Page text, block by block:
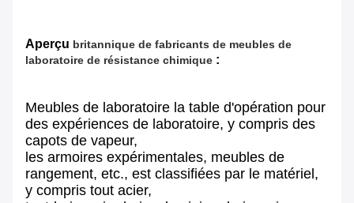
Aperçu britannique de fabricants de meubles de
laboratoire de résistance chimique :
Meubles de laboratoire la table d'opération pour
des expériences de laboratoire, y compris des
capots de vapeur,
les armoires expérimentales, meubles de
rangement, etc., est classifiées par le matériel,
y compris tout acier,